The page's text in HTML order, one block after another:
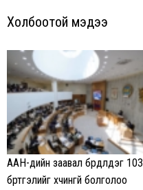
Холбоотой мэдээ
ААН-үүдийн заавал бүрдүүлдэг 103
бүртгэлийг хүчингүй болголоо